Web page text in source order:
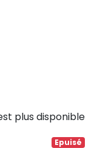
plus disponible
Epuisé